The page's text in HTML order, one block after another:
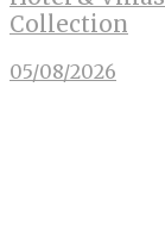
Collection
05/08/2026